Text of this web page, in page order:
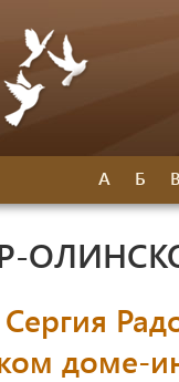
А Б
доме-